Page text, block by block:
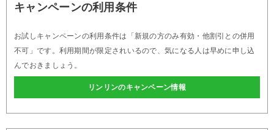
キャンペーンの利用条件
お試しキャンペーンの利用条件は「新規の方のみ有効・他割引との併用
不可」です。利用期間が限定されいるので、気になる人は早めに申し込
んでおきましょう。
リンリンのキャンペーン情報